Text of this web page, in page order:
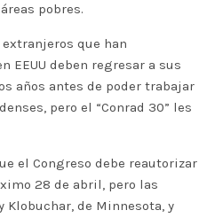
pobres.
que han
EEUU deben regresar a sus
años antes de poder trabajar
pero el “Conrad 30” les
el Congreso debe reautorizar
28 de abril, pero las
Klobuchar, de Minnesota, y